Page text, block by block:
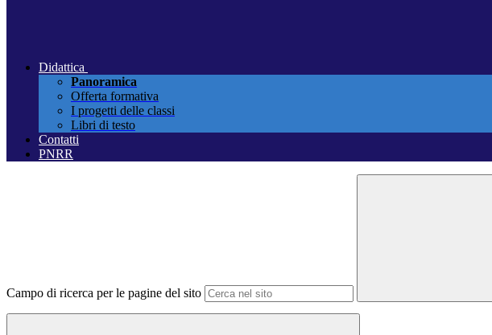
Didattica
Panoramica
Offerta formativa
I progetti delle classi
Libri di testo
Contatti
PNRR
Campo di ricerca per le pagine del sito